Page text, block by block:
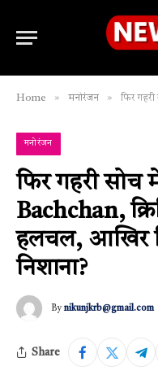
Home » मनोरंजन » फिर गहरी सोच में
मनोरंजन
फिर गहरी
Bachchan,
हलचल, आखिर
निशाना?
By nikunjkrb@gmail.com
Share